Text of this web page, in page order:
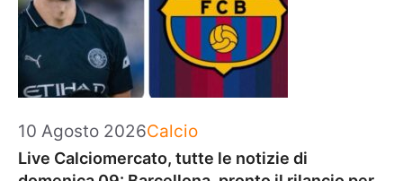
10 Agosto 2026Categorie
Calcio
Live Calciomercato, tutte le notizie di